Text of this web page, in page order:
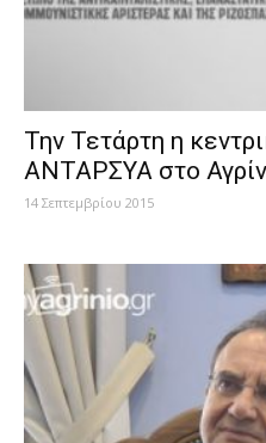
Την Τετάρτη η
ΑΝΤΑΡΣΥΑ στο
14 Σεπτεμβρίου 2015